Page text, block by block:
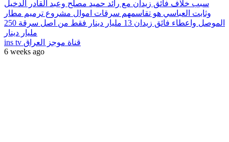
سبب خلاف فائق زيدان مع رائد حميد مصلح وعبد القادر الدخيل
وثابت العباسي هو تقاسمهم سرقات اموال مشروع ترميم مطار
الموصل واعطاء فائق زيدان 13 مليار دينار فقط من اصل سرقة 250
مليار دينار
ins tv قناة موجز العراق
6 weeks ago